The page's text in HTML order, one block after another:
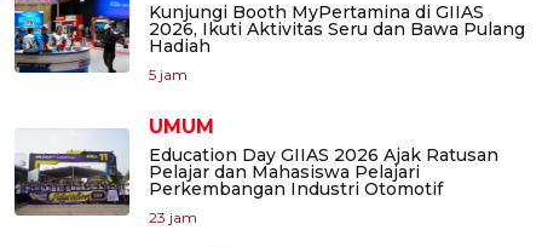
Kunjungi Booth MyPertamina di GIIAS
2026, Ikuti Aktivitas Seru dan Bawa Pulang
Hadiah
5 jam
UMUM
Education Day GIIAS 2026 Ajak Ratusan
Pelajar dan Mahasiswa Pelajari
Perkembangan Industri Otomotif
23 jam